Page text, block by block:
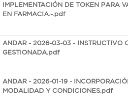
IMPLEMENTACIÓN DE TOKEN PARA
EN FARMACIA.-.pdf
ANDAR - 2026-03-03 - INSTRUCTIVO
GESTIONADA.pdf
ANDAR - 2026-01-19 -
MODALIDAD Y CONDICIONES.pdf